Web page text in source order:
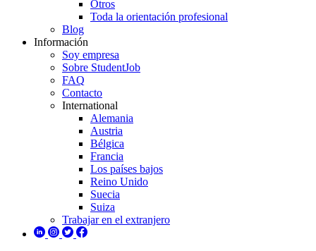
Otros
Toda la orientación profesional
Blog
Información
Soy empresa
Sobre StudentJob
FAQ
Contacto
International
Alemania
Austria
Bélgica
Francia
Los países bajos
Reino Unido
Suecia
Suiza
Trabajar en el extranjero